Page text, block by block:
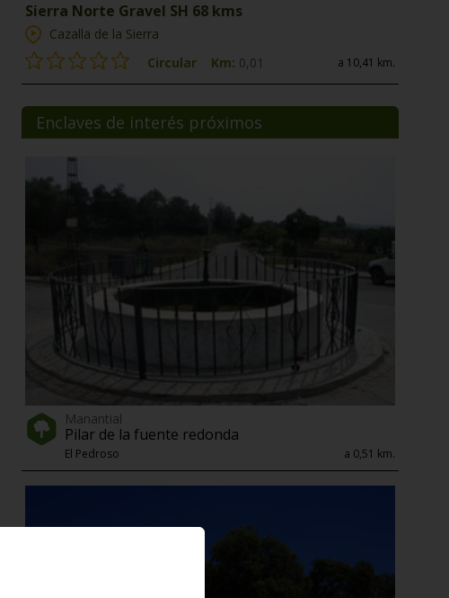
Sierra Norte Gravel SH 68 kms
Cazalla de la Sierra
Circular
Km: 0,01 a 10,41 km.
Enclaves de interés próximos
Manantial
Pilar de la fuente redonda
El Pedroso a 0,51 km.